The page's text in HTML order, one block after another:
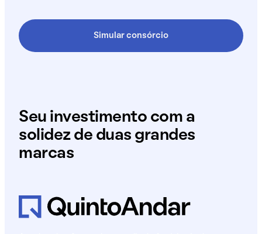
Simular consórcio
Seu investimento com a
solidez de duas grandes
marcas